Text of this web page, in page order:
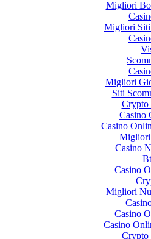
Migliori
Migliori Siti
Migliori
Siti
Crypto
Casino
Casino
Migliori
Casino
Casino
Migliori
Casino
Casino
Crypto